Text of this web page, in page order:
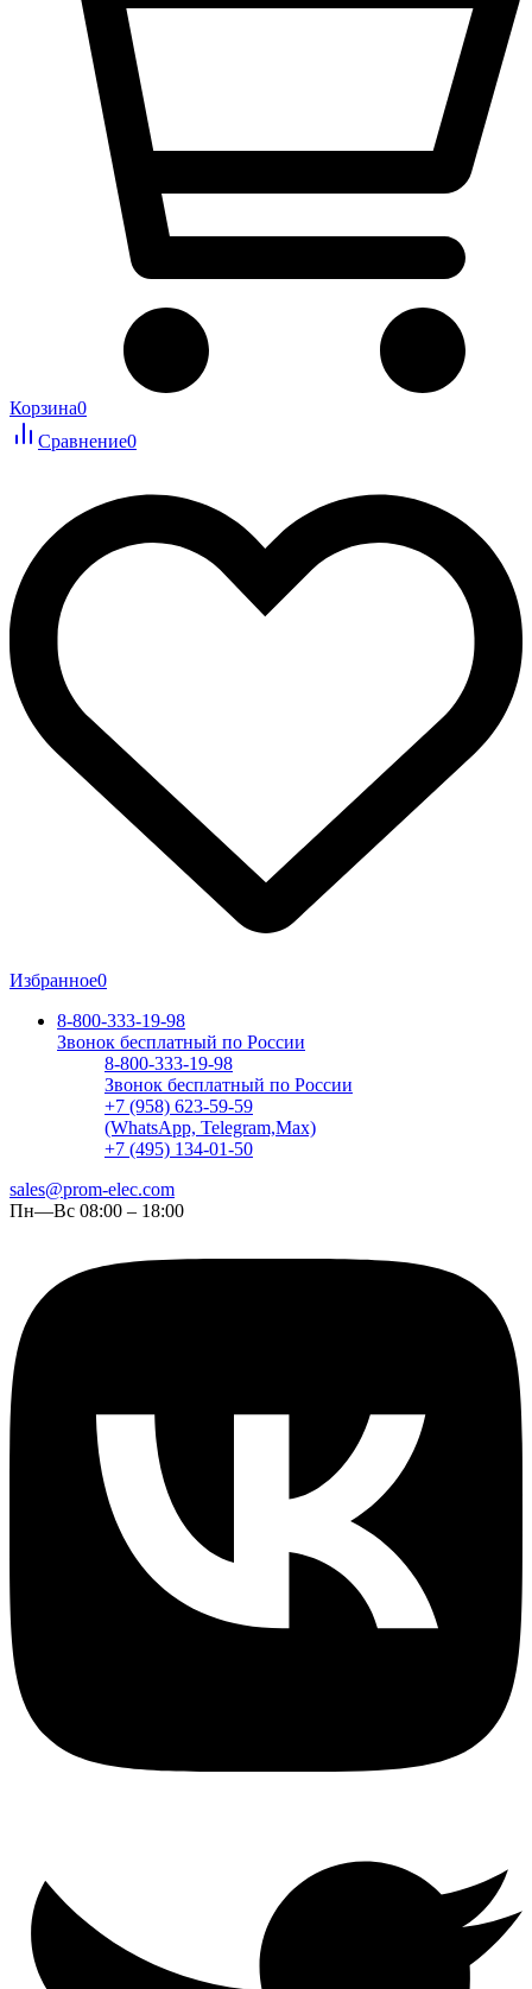
Корзина0
Сравнение0
Избранное0
8-800-333-19-98
Звонок бесплатный по России
8-800-333-19-98
Звонок бесплатный по России
+7 (958) 623-59-59
(WhatsApp, Telegram,Max)
+7 (495) 134-01-50
sales@prom-elec.com
Пн—Вс 08:00 – 18:00